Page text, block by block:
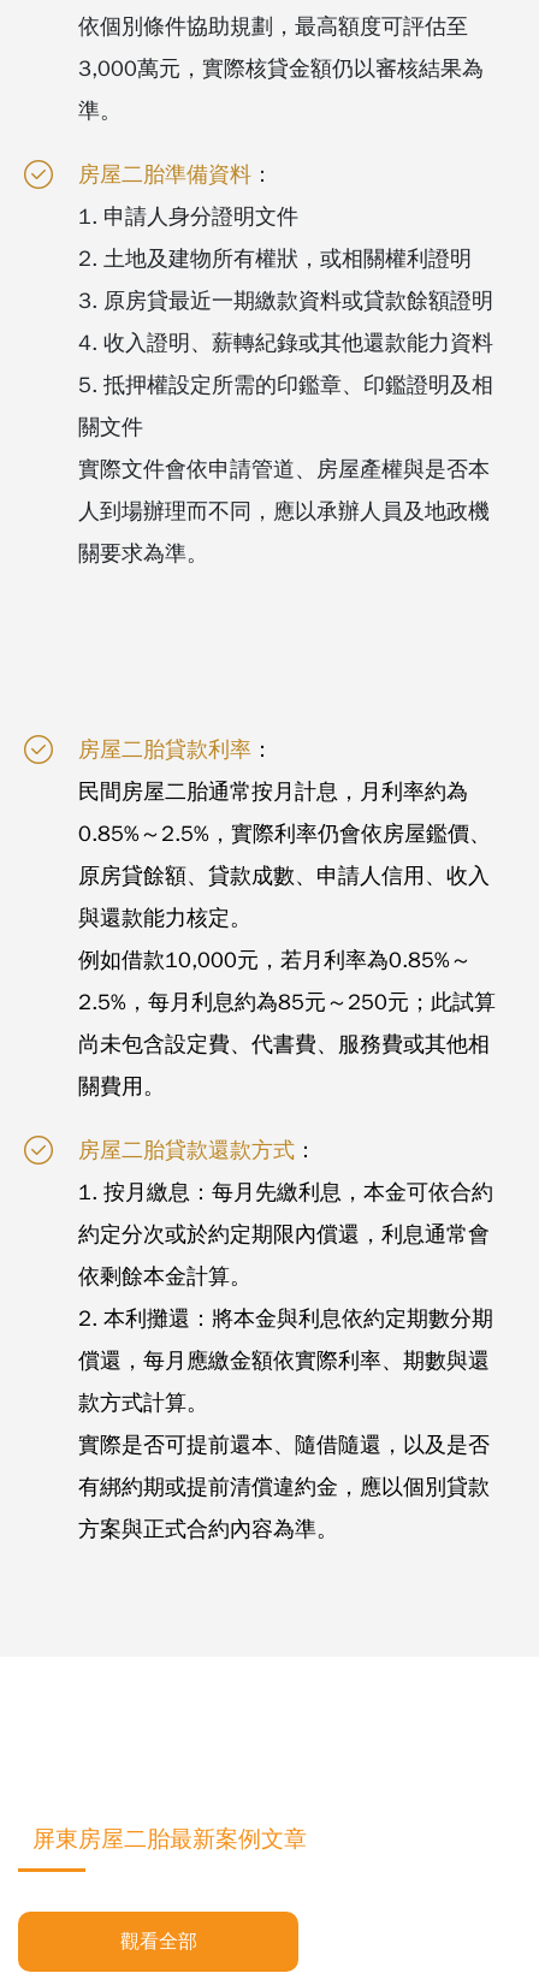
依個別條件協助規劃，最高額度可評估至
3,000萬元，實際核貸金額仍以審核結果為
準。
房屋二胎準備資料 ：
1. 申請人身分證明文件
2. 土地及建物所有權狀，或相關權利證明
3. 原房貸最近一期繳款資料或貸款餘額證明
4. 收入證明、薪轉紀錄或其他還款能力資料
5. 抵押權設定所需的印鑑章、印鑑證明及相
關文件
實際文件會依申請管道、房屋產權與是否本
人到場辦理而不同，應以承辦人員及地政機
關要求為準。
房屋二胎貸款利率 ：
民間房屋二胎通常按月計息，月利率約為
0.85%～2.5%，實際利率仍會依房屋鑑價、
原房貸餘額、貸款成數、申請人信用、收入
與還款能力核定。
例如借款10,000元，若月利率為0.85%～
2.5%，每月利息約為85元～250元；此試算
尚未包含設定費、代書費、服務費或其他相
關費用。
房屋二胎貸款還款方式 ：
1. 按月繳息：每月先繳利息，本金可依合約
約定分次或於約定期限內償還，利息通常會
依剩餘本金計算。
2. 本利攤還：將本金與利息依約定期數分期
償還，每月應繳金額依實際利率、期數與還
款方式計算。
實際是否可提前還本、隨借隨還，以及是否
有綁約期或提前清償違約金，應以個別貸款
方案與正式合約內容為準。
屏東房屋二胎最新案例文章
觀看全部